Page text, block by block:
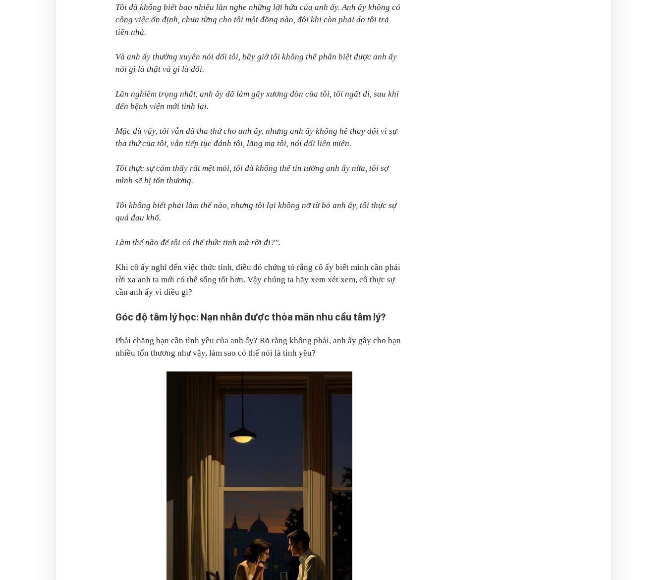
Tôi đã không biết bao nhiêu lần nghe những lời hứa của anh ấy. Anh ấy không có
công việc ổn định, chưa từng cho tôi một đồng nào, đôi khi còn phải do tôi trả
tiền nhà.
Và anh ấy thường xuyên nói dối tôi, bây giờ tôi không thể phân biệt được anh ấy
nói gì là thật và gì là dối.
Lần nghiêm trọng nhất, anh ấy đã làm gãy xương đòn của tôi, tôi ngất đi, sau khi
đến bệnh viện mới tỉnh lại.
Mặc dù vậy, tôi vẫn đã tha thứ cho anh ấy, nhưng anh ấy không hề thay đổi vì sự
tha thứ của tôi, vẫn tiếp tục đánh tôi, lăng mạ tôi, nói dối liên miên.
Tôi thực sự cảm thấy rất mệt mỏi, tôi đã không thể tin tưởng anh ấy nữa, tôi sợ
mình sẽ bị tổn thương.
Tôi không biết phải làm thế nào, nhưng tôi lại không nỡ từ bỏ anh ấy, tôi thực sự
quá đau khổ.
Làm thế nào để tôi có thể thức tỉnh mà rời đi?".
Khi cô ấy nghĩ đến việc thức tỉnh, điều đó chứng tỏ rằng cô ấy biết mình cần phải
rời xa anh ta mới có thể sống tốt hơn. Vậy chúng ta hãy xem xét xem, cô thực sự
cần anh ấy vì điều gì?
Góc độ tâm lý học: Nạn nhân được thỏa mãn nhu cầu tâm lý?
Phải chăng bạn cần tình yêu của anh ấy? Rõ ràng không phải, anh ấy gây cho bạn
nhiều tổn thương như vậy, làm sao có thể nói là tình yêu?